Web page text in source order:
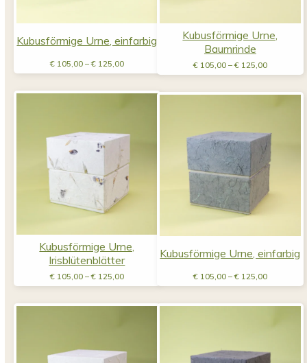
Kubusförmige Urne, einfarbig
€105,00 –€125,00Preisspanne:
€ 105,00
€ 125,00
Kubusförmige Urne,
Baumrinde
€105,00 –€125,00
€ 105,00
€ 125,00
Kubusförmige Urne,
Irisblütenblätter
€105,00 –€125,00Preisspanne:
€ 105,00
€ 125,00
Kubusförmige Urne, einfarbig
€105,00 –€125,00
€ 105,00
€ 125,00